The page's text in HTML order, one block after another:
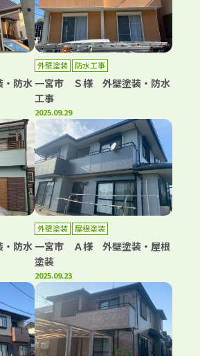
防水
外壁塗装 防水工事
一宮市 Ｓ様 外壁塗装・防水
工事
2025.09.29
防水
外壁塗装 屋根塗装
一宮市 Ａ様 外壁塗装・屋根
塗装
2025.09.23